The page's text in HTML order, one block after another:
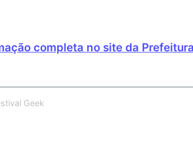
completa no site da
Geek